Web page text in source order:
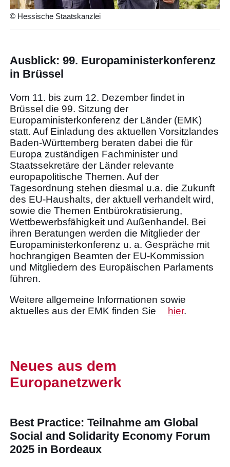
© Hessische Staatskanzlei
Ausblick: 99. Europaministerkonferenz
in Brüssel
Vom 11. bis zum 12. Dezember findet in
Brüssel die 99. Sitzung der
Europaministerkonferenz der Länder (EMK)
statt. Auf Einladung des aktuellen Vorsitzlandes
Baden-Württemberg beraten dabei die für
Europa zuständigen Fachminister und
Staatssekretäre der Länder relevante
europapolitische Themen. Auf der
Tagesordnung stehen diesmal u.a. die Zukunft
des EU-Haushalts, der aktuell verhandelt wird,
sowie die Themen Entbürokratisierung,
Wettbewerbsfähigkeit und Außenhandel. Bei
ihren Beratungen werden die Mitglieder der
Europaministerkonferenz u. a. Gespräche mit
hochrangigen Beamten der EU-Kommission
und Mitgliedern des Europäischen Parlaments
führen.
Weitere allgemeine Informationen sowie
aktuelles aus der EMK finden Sie
hier.
Neues aus dem
Europanetzwerk
Best Practice: Teilnahme am Global
Social and Solidarity Economy Forum
2025 in Bordeaux